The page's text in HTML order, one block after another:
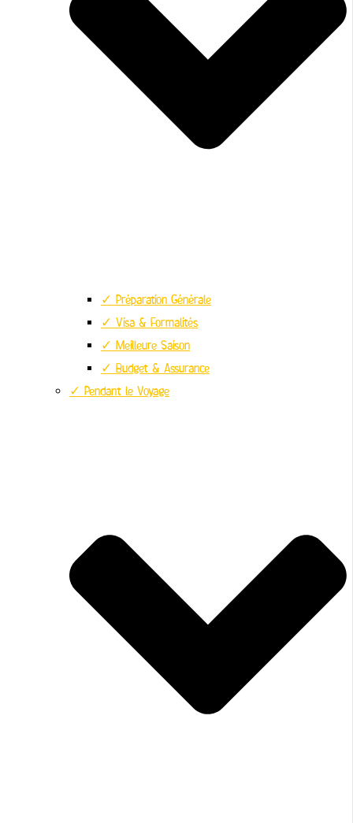
✓ Préparation Générale
✓ Visa & Formalités
✓ Meilleure Saison
✓ Budget & Assurance
✓ Pendant le Voyage